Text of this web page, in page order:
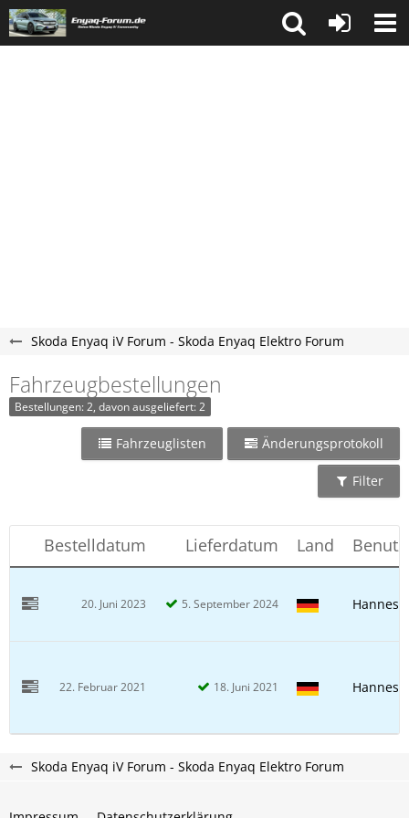
Skoda Enyaq iV Forum - Skoda Enyaq Elektro Forum
Fahrzeugbestellungen
Bestellungen: 2, davon ausgeliefert: 2
Fahrzeuglisten Änderungsprotokoll
Filter
Bestelldatum Lieferdatum Land
20. Juni 2023 5. September 2024
22. Februar 2021 18. Juni 2021
Skoda Enyaq iV Forum - Skoda Enyaq Elektro Forum